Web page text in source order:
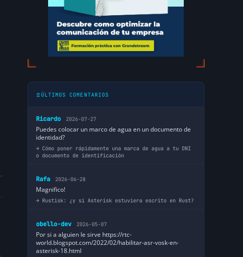
ÚLTIMOS COMENTARIOS
Ricardo 2026-07-27
Puedes colocar un marco de agua en un documento de
identidad?
Cómo poner rápidamente una marca de agua a tu DNI
o documento de identificación
Rafa 2026-06-28
Magnifico!
Rustisk: ¿y si Asterisk estuviera escrito en Rust?
obello-dev 2026-05-07
Por si a alguien le sirve https://rtc-
world.blogspot.com/2022/02/habilitar-asr-vosk-en-
asterisk-18.html